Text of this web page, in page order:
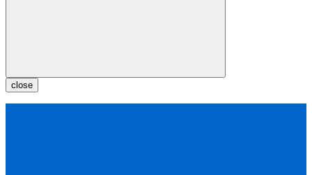
close